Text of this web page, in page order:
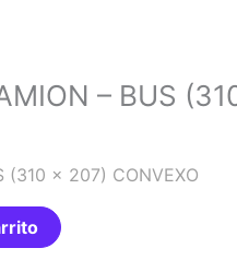
– BUS
(310 x 207) CONVEXO